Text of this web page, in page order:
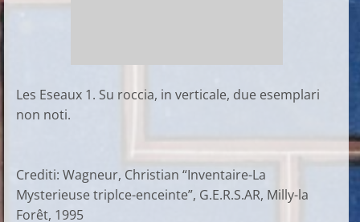
Les Eseaux 1. Su roccia, in verticale, due esemplari
non noti.
Crediti: Wagneur, Christian “Inventaire-La
Mysterieuse triplce-enceinte”, G.E.R.S.AR, Milly-la
Forêt, 1995